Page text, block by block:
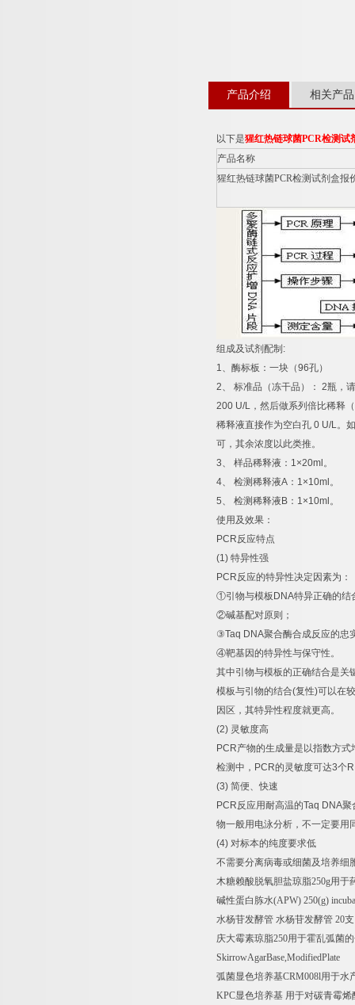
产品介绍 相关产品
以下是猩红热链球菌PCR检测试
产品名称
猩红热链球菌PCR检测试剂盒报
组成及试剂配制 :
1、酶标板：一块（96孔）
2、 标准品（冻干品）： 2瓶，
200 U/L ，然后做系列倍比稀释
稀释液直接作为空白孔 0 U/L。
可，其余浓度以此类推。
3、 样品稀释液： 1×20ml 。
4、 检测稀释液A ： 1×10ml 。
5、 检测稀释液 B ： 1×10ml 。
使用及效果：
PCR反应特点
(1) 特异性强
PCR反应的特异性决定因素为：
①引物与模板 DNA特异正确的结
②碱基配对原则；
③Taq DNA聚合酶合成反应的忠
④靶基因的特异性与保守性。
其中引物与模板的正确结合是关
模板与引物的结合(复性)可以在
因区，其特异性程度就更高。
(2) 灵敏度高
PCR产物的生成量是以指数方式
检测中， PCR的灵敏度可达3个
(3) 简便、快速
PCR反应用耐高温的Taq DNA聚
物一般用电泳分析，不一定要用
(4) 对标本的纯度要求低
不需要分离病毒或细菌及培养细
木糖赖酸脱氧胆盐琼脂250g用于
碱性蛋白胨水(APW) 250(g)
水杨苷发酵管 水杨苷发酵管 20支
庆大霉素琼脂250用于霍乱弧菌
SkirrowAgarBase,ModifiedPlate
弧菌显色培养基CRM008l用于水
KPC显色培养基 用于对碳青霉